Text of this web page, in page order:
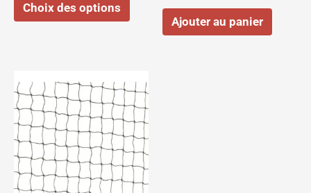
Choix des options
Ajouter au panier